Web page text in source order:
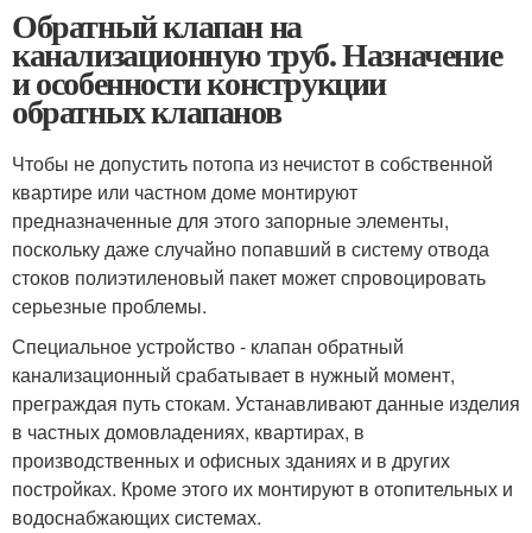
Обратный клапан на
канализационную труб. Назначение
и особенности конструкции
обратных клапанов
Чтобы не допустить потопа из нечистот в собственной
квартире или частном доме монтируют
предназначенные для этого запорные элементы,
поскольку даже случайно попавший в систему отвода
стоков полиэтиленовый пакет может спровоцировать
серьезные проблемы.
Специальное устройство - клапан обратный
канализационный срабатывает в нужный момент,
преграждая путь стокам. Устанавливают данные изделия
в частных домовладениях, квартирах, в
производственных и офисных зданиях и в других
постройках. Кроме этого их монтируют в отопительных и
водоснабжающих системах.